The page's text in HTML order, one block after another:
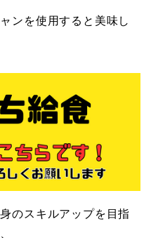
ンを使用すると美味し
のスキルアップを目指